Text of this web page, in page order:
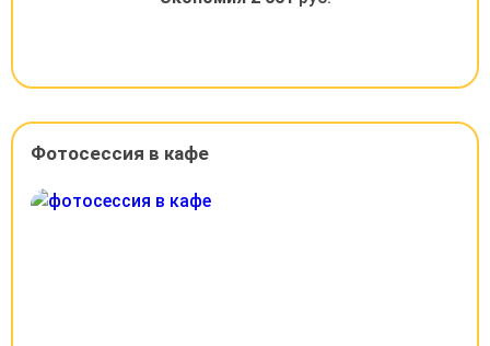
Фотосессия в кафе